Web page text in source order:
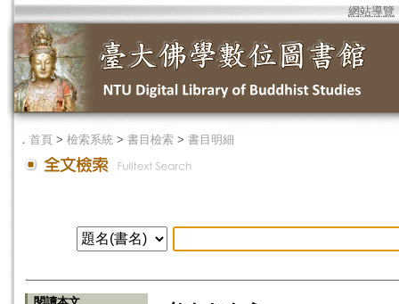
網站導覽
． 首頁 > 檢索系統 > 書目檢索 > 書目明細